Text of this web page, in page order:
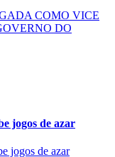
jogos de azar